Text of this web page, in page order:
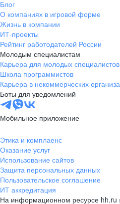
Работник магазина
продавец-кассир)
Администратор
Заведующий
Сотрудники о
Заместитель
Начальник РЦ
Сотрудники о
Дружная команда и
жизнь
Возможность
и карьерного роста
Корпоративное
Что говорят о нас
Блог
О компаниях в игровой форме
Жизнь в компании
ИТ-проекты
Рейтинг работодателей России
Молодым специалистам
Карьера для молодых специалистов
Школа программистов
Карьера в некоммерческих
Боты для уведомлений
Мобильное приложение
Этика и комплаенс
Оказание услуг
Использование сайтов
Защита персональных данных
Пользовательское соглашение
ИТ аккредитация
На информационном ресурсе hh.ru